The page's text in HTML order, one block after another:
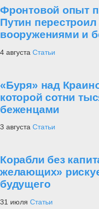
Фронтовой опыт
Путин
вооружениями и
4 августа Статьи
«Буря» над
которой сотни
беженцами
3 августа Статьи
Корабли без
желающих»
будущего
31 июля Статьи